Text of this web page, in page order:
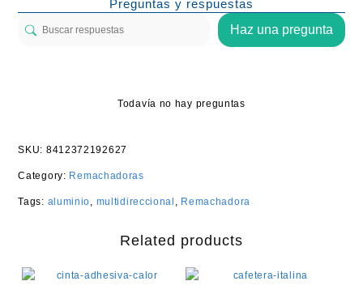
Preguntas y respuestas
Haz una pregunta
Todavía no hay preguntas
SKU: 8412372192627
Category: Remachadoras
Tags: aluminio, multidireccional , Remachadora
Related products